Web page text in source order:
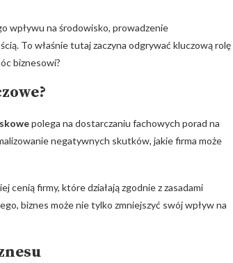
wpływu na środowisko, prowadzenie
To właśnie tutaj zaczyna odgrywać kluczową rolę
biznesowi?
polega na dostarczaniu fachowych porad na
negatywnych skutków, jakie firma może
cenią firmy, które działają zgodnie z zasadami
biznes może nie tylko zmniejszyć swój wpływ na